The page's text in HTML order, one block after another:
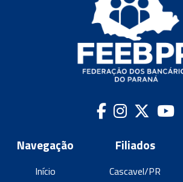
Navegação
Início
Filiados
Cascavel/PR